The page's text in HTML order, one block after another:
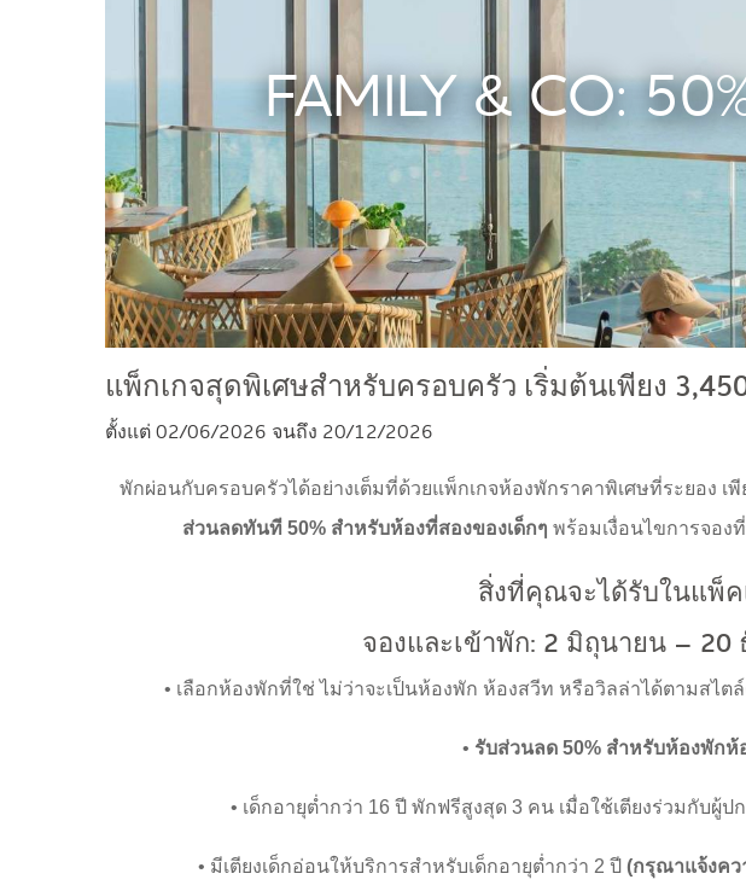
FAMILY & CO:
แพ็กเกจสุดพิเศษสำหรับครอบครัว เริ่มต้นเพียง
ตั้งแต่ 02/06/2026 จนถึง 20/12/2026
พักผ่อนกับครอบครัวได้อย่างเต็มที่ด้วยแพ็กเกจห้องพักราคาพิเศษที่ระยอง เ
ส่วนลดทันที 50% สำหรับห้องที่สองของเด็กๆ พร้อมเงื่อนไขการจอ
สิ่งที่คุณจะได้รับในแพ็ค
จองและเข้าพัก: 2 มิถุนายน – 20
• เลือกห้องพักที่ใช่ ไม่ว่าจะเป็นห้องพัก ห้องสวีท หรือวิลล่าได้ตามสไ
• รับส่วนลด 50% สำหรับห้องพักห้
• เด็กอายุต่ำกว่า 16 ปี พักฟรีสูงสุด 3 คน เมื่อใช้เตียงร่วมกับผู้ป
• มีเตียงเด็กอ่อนให้บริการสำหรับเด็กอายุต่ำกว่า 2 ปี (กรุณาแจ้งคว